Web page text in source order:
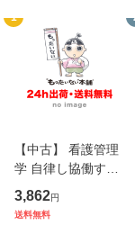
1
【中古】 看護管理
学 自律し協働する
専門職の看護マネ
ジメントスキル 改
3,862円
送料無料